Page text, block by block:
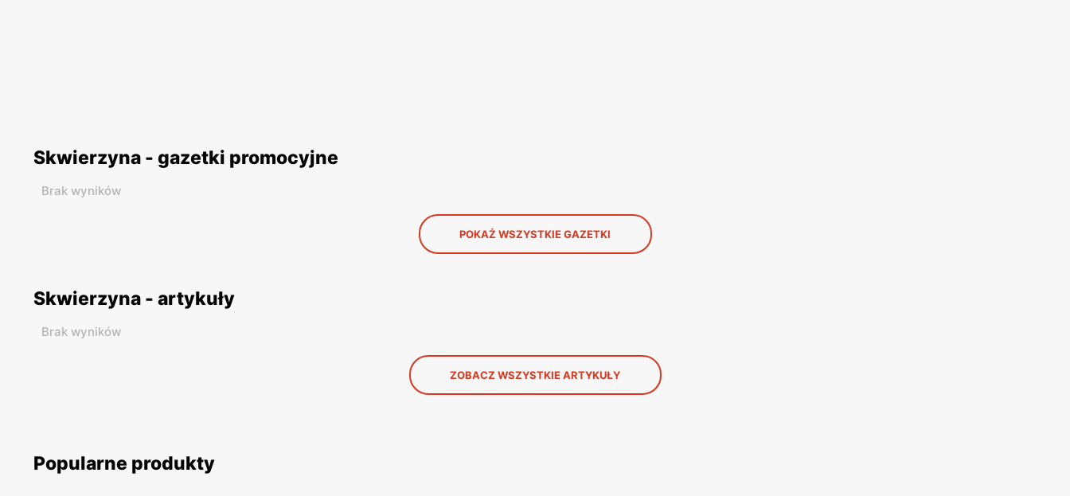
Skwierzyna - gazetki promocyjne
Brak wyników
POKAŻ WSZYSTKIE GAZETKI
Skwierzyna - artykuły
Brak wyników
ZOBACZ WSZYSTKIE ARTYKUŁY
Popularne produkty